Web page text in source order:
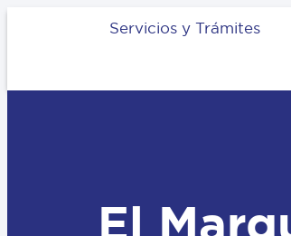
Servicios y Trámites
El